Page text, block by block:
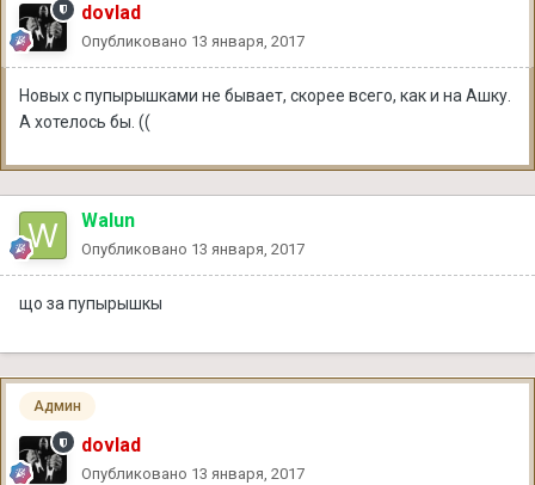
dovlad
Опубликовано 13 января, 2017
Новых с пупырышками не бывает, скорее всего, как и на Ашку.
А хотелось бы. ((
Walun
Опубликовано 13 января, 2017
що за пупырышкы
Админ
dovlad
Опубликовано 13 января, 2017